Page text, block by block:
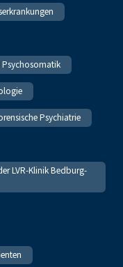
Psychosomatik
Psychiatrie
LVR-Klinik Bedburg-